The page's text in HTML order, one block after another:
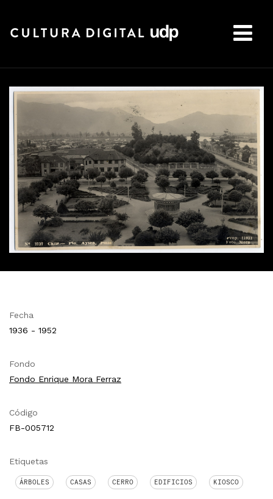
Fecha
1936 - 1952
Fondo
Fondo Enrique Mora Ferraz
Código
FB-005712
Etiquetas
ÁRBOLES CASAS CERRO EDIFICIOS KIOSCO